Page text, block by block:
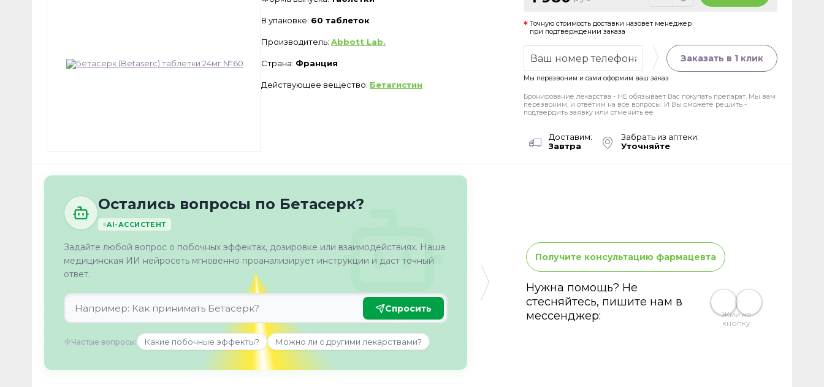
В упаковке: 60 таблеток
Производитель: Abbott Lab.
Страна: Франция
Действующее вещество: Бетагистин
Точную стоимость доставки назовет менеджер
при подтверждении заказа
Заказать в 1 клик
Мы перезвоним и сами оформим ваш заказ
Бронирование лекарства - НЕ обязывает Вас покупать препарат. Мы вам
перезвоним, и ответим на все вопросы. И Вы сможете решить -
подтвердить заявку или отменить ее
Доставим:
Завтра
Забрать из аптеки:
Уточняйте
Остались вопросы по Бетасерк?
AI-АССИСТЕНТ
Задайте любой вопрос о побочных эффектах, дозировке или взаимодействиях. Наша
медицинская ИИ нейросеть мгновенно проанализирует инструкции и даст точный
ответ.
Спросить
Частые вопросы: Какие побочные эффекты? Можно ли с другими лекарствами?
Получите консультацию фармацевта
Нужна помощь? Не
стесняйтесь, пишите нам в
мессенджер:
Жми на
кнопку